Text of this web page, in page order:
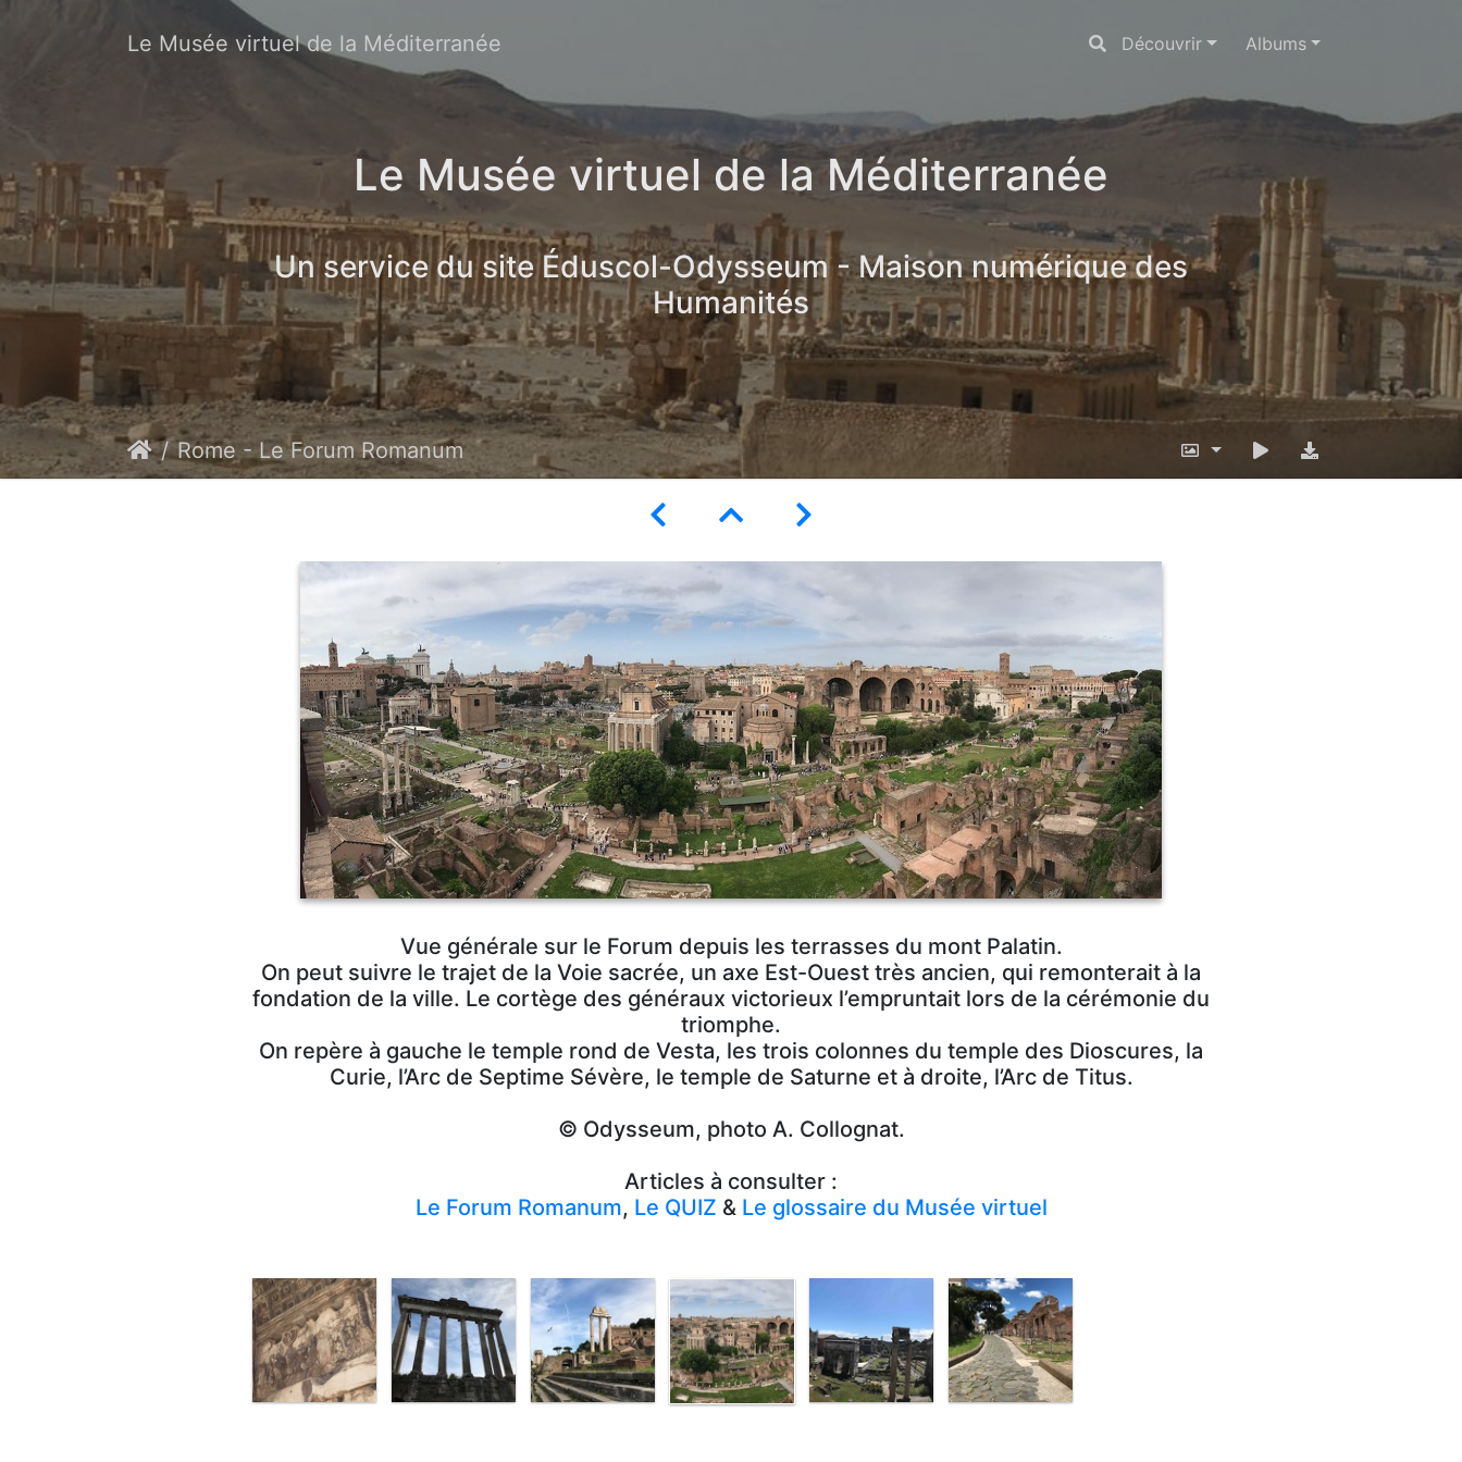
Le Musée virtuel de la Méditerranée Découvrir Albums
Le Musée virtuel de la Méditerranée
Un service du site Éduscol-Odysseum - Maison numérique des
Humanités
Rome - Le Forum Romanum
Vue générale sur le Forum depuis les terrasses du mont Palatin.
On peut suivre le trajet de la Voie sacrée, un axe Est-Ouest très ancien, qui remonterait à la
fondation de la ville. Le cortège des généraux victorieux l’empruntait lors de la cérémonie du
triomphe.
On repère à gauche le temple rond de Vesta, les trois colonnes du temple des Dioscures, la
Curie, l’Arc de Septime Sévère, le temple de Saturne et à droite, l’Arc de Titus.
© Odysseum, photo A. Collognat.
Articles à consulter :
Le Forum Romanum, Le QUIZ & Le glossaire du Musée virtuel